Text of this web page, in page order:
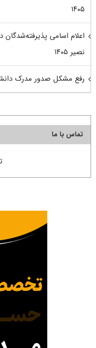
۱۴۰۵
اعلام اسامی
نصیر ۱۴۰۵
رفع مشکل صدور مدرک
تماس با ما